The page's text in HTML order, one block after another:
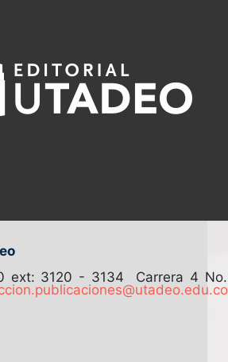
ext: 3120 - 3134 Carrera 4